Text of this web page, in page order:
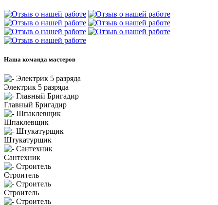
Наша команда мастеров
Электрик 5 разряда
Главный Бригадир
Шпаклевщик
Штукатурщик
Сантехник
Строитель
Строитель